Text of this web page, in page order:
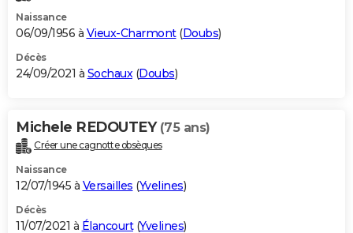
Naissance
06/09/1956 à Vieux-Charmont(Doubs)
Décès
24/09/2021 à Sochaux(Doubs)
Michele REDOUTEY (75 ans)
Créer une cagnotte obsèques
Naissance
12/07/1945 à Versailles (Yvelines)
Décès
11/07/2021 à Élancourt(Yvelines)